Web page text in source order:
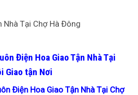
Điện Hoa Giao Tận Nhà Tại
Giao tận Nơi
Điện Hoa Giao Tận Nhà Tại Chợ